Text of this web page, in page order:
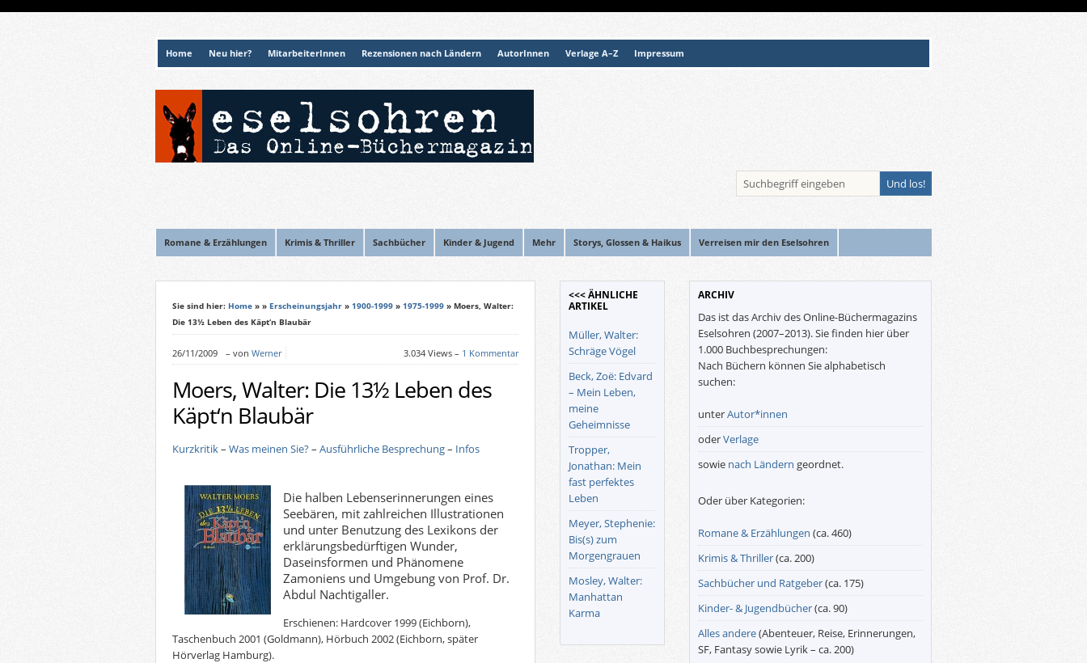
Home Neu hier? MitarbeiterInnen Rezensionen nach Ländern AutorInnen Verlage A–Z Impressum
Romane & Erzählungen Krimis & Thriller Sachbücher Kinder & Jugend Mehr Storys, Glossen & Haikus Verreisen mir den Eselsohren
Sie sind hier: Home » » Erscheinungsjahr » 1900-1999 » 1975-1999 » Moers, Walter:
Die 13½ Leben des Käpt‘n Blaubär
26/11/2009 – von Werner 3.034 Views – 1 Kommentar
Moers, Walter: Die 13½ Leben des
Käpt‘n Blaubär
Kurzkritik– Was meinen Sie?– Ausführliche Besprechung– Infos
Die halben Lebenserinnerungen eines
Seebären, mit zahlreichen Illustrationen
und unter Benutzung des Lexikons der
erklärungsbedürftigen Wunder,
Daseinsformen und Phänomene
Zamoniens und Umgebung von Prof. Dr.
Abdul Nachtigaller.
Erschienen: Hardcover 1999 (Eichborn),
Taschenbuch 2001 (Goldmann), Hörbuch 2002 (Eichborn, später
Hörverlag Hamburg).
<<< ÄHNLICHE
ARTIKEL
Müller, Walter:
Schräge Vögel
Beck, Zoë: Edvard
– Mein Leben,
meine
Geheimnisse
Tropper,
Jonathan: Mein
fast perfektes
Leben
Meyer, Stephenie:
Bis(s) zum
Morgengrauen
Mosley, Walter:
Manhattan
Karma
ARCHIV
Das ist das Archiv des Online-Büchermagazins
Eselsohren (2007–2013). Sie finden hier über
1.000 Buchbesprechungen:
Nach Büchern können Sie alphabetisch
suchen:
unterAutor*innen
oderVerlage
sowie nach Ländern geordnet.
Oder über Kategorien:
Romane & Erzählungen (ca. 460)
Krimis & Thriller(ca. 200)
Sachbücher und Ratgeber(ca. 175)
Kinder- & Jugendbücher(ca. 90)
Alles andere(Abenteuer, Reise, Erinnerungen,
SF, Fantasy sowie Lyrik – ca. 200)